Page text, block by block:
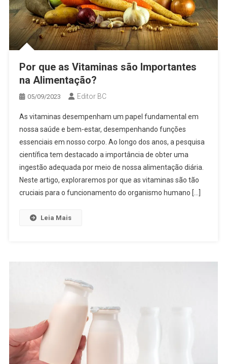
Por que as Vitaminas são Importantes
na Alimentação?
05/09/2023 Editor BC
As vitaminas desempenham um papel fundamental em
nossa saúde e bem-estar, desempenhando funções
essenciais em nosso corpo. Ao longo dos anos, a pesquisa
científica tem destacado a importância de obter uma
ingestão adequada por meio de nossa alimentação diária.
Neste artigo, exploraremos por que as vitaminas são tão
cruciais para o funcionamento do organismo humano […]
Leia Mais